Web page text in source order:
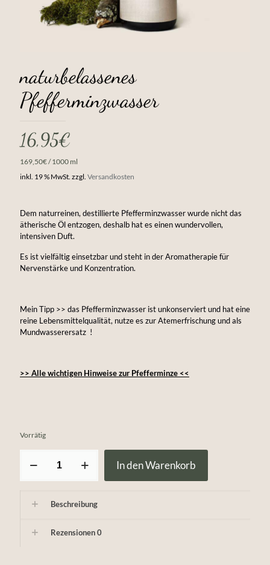
naturbelassenes
Pfefferminzwasser
16,95€
169,50€/1000 ml
inkl. 19 % MwSt. zzgl. Versandkosten
Dem naturreinen, destillierte Pfefferminzwasser wurde nicht das
ätherische Öl entzogen, deshalb hat es einen wundervollen,
intensiven Duft.
Es ist vielfältig einsetzbar und steht in der Aromatherapie für
Nervenstärke und Konzentration.
Mein Tipp >> das Pfefferminzwasser ist unkonserviert und hat eine
reine Lebensmittelqualität, nutze es zur Atemerfrischung und als
Mundwasserersatz !
>> Alle wichtigen Hinweise zur Pfefferminze <<
Vorrätig
Pfefferminzwasser
In den Warenkorb
Beschreibung
Rezensionen0